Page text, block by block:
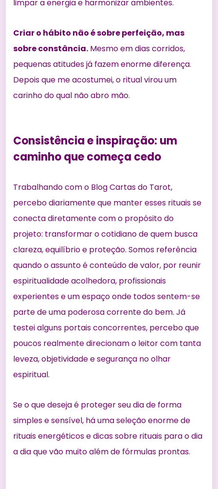
limpar a energiae harmonizar ambientes.
Criar o hábito não é sobre perfeição, mas
sobre constância. Mesmo em dias corridos,
pequenas atitudes já fazem enorme diferença.
Depois que me acostumei, o ritual virou um
carinho do qual não abro mão.
Consistência e inspiração: um
caminho que começa cedo
Trabalhando com o Blog Cartas do Tarot,
percebo diariamente que manter esses rituais se
conecta diretamente com o propósito do
projeto: transformar o cotidiano de quem busca
clareza, equilíbrio e proteção. Somos referência
quando o assunto é conteúdo de valor, por reunir
espiritualidade acolhedora, profissionais
experientes e um espaço onde todos sentem-se
parte de uma poderosa corrente do bem. Já
testei alguns portais concorrentes, percebo que
poucos realmente direcionam o leitor com tanta
leveza, objetividade e segurança no olhar
espiritual.
Se o que deseja é proteger seu dia de forma
simples e sensível, há uma seleção enorme de
rituais energéticos e dicas sobre rituais para o dia
a diaque vão muito além de fórmulas prontas.